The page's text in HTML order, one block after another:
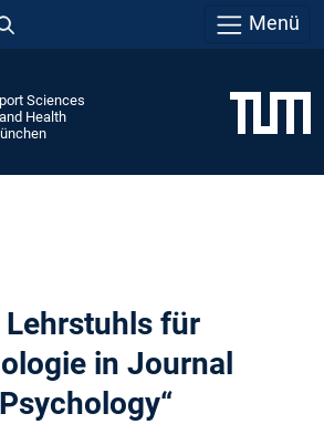
Menü
Sciences
Health
für
in Journal